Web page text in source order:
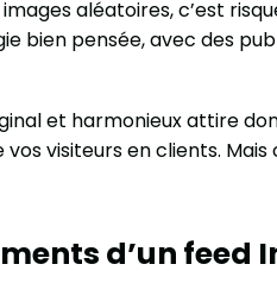
aléatoires, c’est
bien pensée, avec des
et harmonieux attire
visiteurs en clients.
d’un